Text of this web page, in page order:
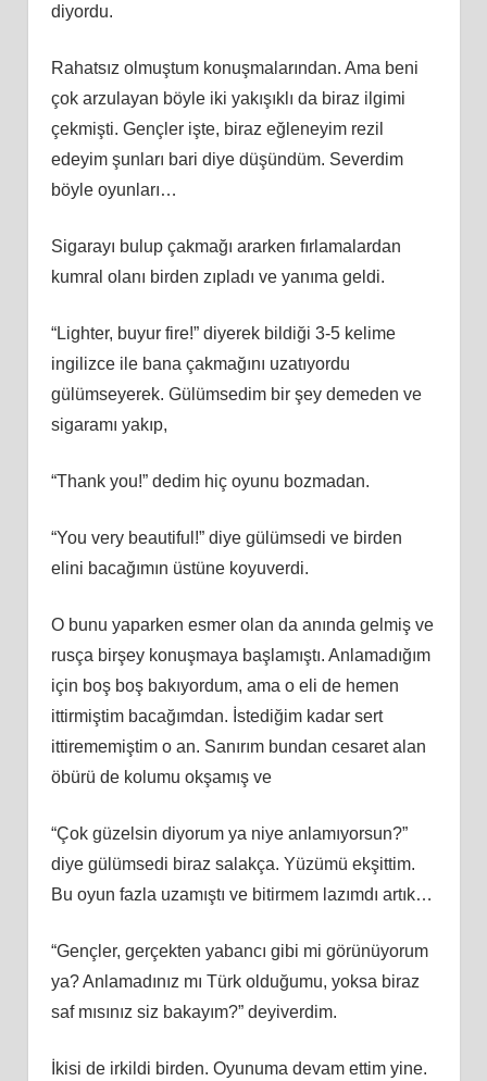
diyordu.
Rahatsız olmuştum konuşmalarından. Ama beni
çok arzulayan böyle iki yakışıklı da biraz ilgimi
çekmişti. Gençler işte, biraz eğleneyim rezil
edeyim şunları bari diye düşündüm. Severdim
böyle oyunları…
Sigarayı bulup çakmağı ararken fırlamalardan
kumral olanı birden zıpladı ve yanıma geldi.
“Lighter, buyur fire!” diyerek bildiği 3-5 kelime
ingilizce ile bana çakmağını uzatıyordu
gülümseyerek. Gülümsedim bir şey demeden ve
sigaramı yakıp,
“Thank you!” dedim hiç oyunu bozmadan.
“You very beautiful!” diye gülümsedi ve birden
elini bacağımın üstüne koyuverdi.
O bunu yaparken esmer olan da anında gelmiş ve
rusça birşey konuşmaya başlamıştı. Anlamadığım
için boş boş bakıyordum, ama o eli de hemen
ittirmiştim bacağımdan. İstediğim kadar sert
ittirememiştim o an. Sanırım bundan cesaret alan
öbürü de kolumu okşamış ve
“Çok güzelsin diyorum ya niye anlamıyorsun?”
diye gülümsedi biraz salakça. Yüzümü ekşittim.
Bu oyun fazla uzamıştı ve bitirmem lazımdı artık…
“Gençler, gerçekten yabancı gibi mi görünüyorum
ya? Anlamadınız mı Türk olduğumu, yoksa biraz
saf mısınız siz bakayım?” deyiverdim.
İkisi de irkildi birden. Oyunuma devam ettim yine.